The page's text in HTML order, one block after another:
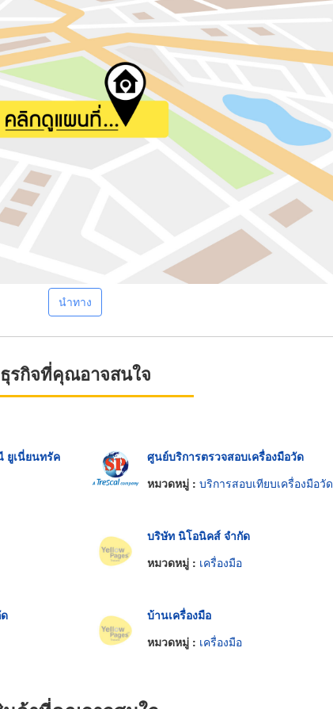
นำทาง
ธุรกิจที่คุณอาจสนใจ
ยูเนี่ยนทรัค
ศูนย์บริการตรวจสอบเครื่องมือวัด
หมวดหมู่ : บริการสอบเทียบเครื่องมือวัด
บริษัท นิโอนิคส์ จำกัด
หมวดหมู่ : เครื่องมือ
บ้านเครื่องมือ
หมวดหมู่ : เครื่องมือ